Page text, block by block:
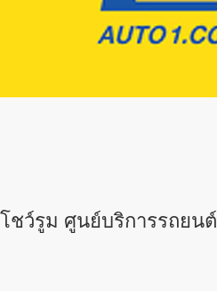
โชว์รูม ศูนย์บริการรถยนต์